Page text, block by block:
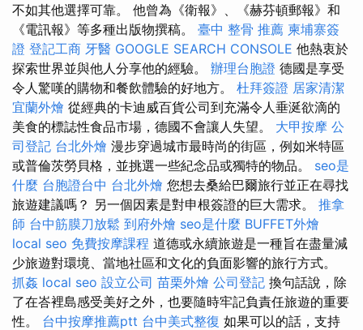
不如其他選擇可靠。 他曾為《衛報》、《赫芬頓郵報》和
《電訊報》等多種出版物撰稿。 臺中 整骨 推薦 柬埔寨簽
證 登記工商 牙醫 GOOGLE SEARCH CONSOLE 他熱衷於
探索世界並與他人分享他的經驗。 辦理台胞證 德國是享受
令人驚嘆的購物和餐飲體驗的好地方。 杜拜簽證 居家清潔
宜蘭外燴 從經典的卡迪威百貨公司到充滿令人垂涎欲滴的
美食的標誌性食品市場，德國不會讓人失望。 大甲按摩 公
司登記 台北外燴 漫步穿過城市最時尚的街區，例如米特區
或普倫茨勞貝格，並挑選一些紀念品或獨特的物品。 seo是
什麼 台胞證台中 台北外燴 您想去桑給巴爾旅行並正在尋找
旅遊建議嗎？ 另一個因素是對申根簽證的巨大需求。 推拿
師 台中筋膜刀放鬆 到府外燴 seo是什麼 BUFFET外燴
local seo 免費按摩課程 道德或永續旅遊是一種旨在盡量減
少旅遊對環境、當地社區和文化的負面影響的旅行方式。
抓姦 local seo 設立公司 苗栗外燴 公司登記 換句話說，除
了在峇裡島感受美好之外，也要隨時牢記負責任旅遊的重要
性。 台中按摩推薦ptt 台中美式整復 如果可以的話，支持